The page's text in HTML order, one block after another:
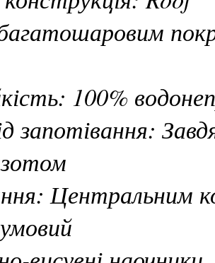
100%
запотівання:
Центральним